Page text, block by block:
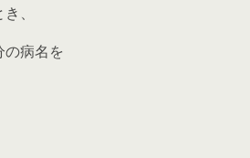
、
病名を